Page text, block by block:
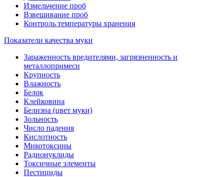
Измельчение проб
Взвешивание проб
Контроль температуры хранения
Показатели качества муки
Зараженность вредителями, загрязненность и
металлопримеси
Крупность
Влажность
Белок
Клейковина
Белизна (цвет муки)
Зольность
Число падения
Кислотность
Микотоксины
Радионуклиды
Токсичные элементы
Пестициды